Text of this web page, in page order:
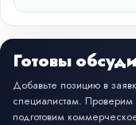
Готовы
Добавьте позицию в
специалистам. Проверим
подготовим